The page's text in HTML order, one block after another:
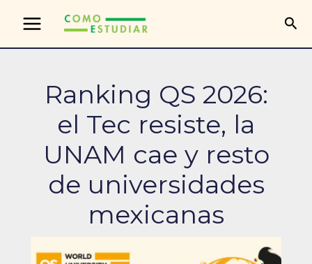
contenido
Ranking QS 2026:
el Tec resiste, la
UNAM cae y resto
de universidades
mexicanas